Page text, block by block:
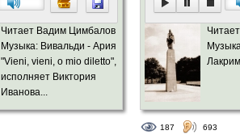
Читает Вадим Цимбалов
Музыка: Вивальди - Ария
"Vieni, vieni, o mio diletto",
исполняет Виктория
Иванова...
187 693